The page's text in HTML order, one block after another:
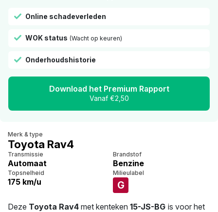
Online schadeverleden
WOK status (Wacht op keuren)
Onderhoudshistorie
Download het Premium Rapport
Vanaf €2,50
Merk & type
Toyota Rav4
Transmissie
Automaat
Brandstof
Benzine
Topsnelheid
175 km/u
Milieulabel
G
Deze Toyota Rav4 met kenteken 15-JS-BG is voor het